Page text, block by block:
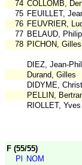
74 COLLOMB,
75 FEUILLET,
76 FEUVRIER,
77 BELAUD,
78 PICHON, Gilles
DIEZ, Jean-
Durand, Gilles
DIDYME,
PELLIN,
RIOLLET, Yves
F (55/55)
Pl
NOM